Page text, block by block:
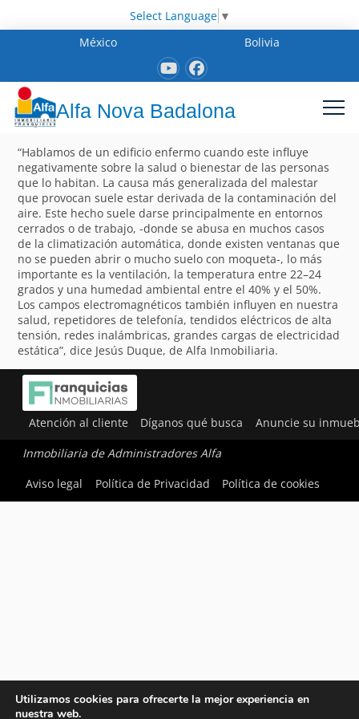
Select Language ▼
México
Bolivia
Alfa Nova Badalona
“Hablamos de un edificio enfermo cuando este influye
negativamente sobre la salud o bienestar de las personas
que lo habitan. La causa más generalizada del malestar
que provocan suele estar derivada de la contaminación del
aire. Este hecho suele darse principalmente en entornos
cerrados o de trabajo, -donde se abusa en muchos casos
de la climatización automática, donde existen ventanas que
no se pueden abrir o mucho suelo con moqueta-, lo más
importante es la ventilación, la temperatura entre 22–24
grados y una humedad ambiental entre el 40% y el 50%.
Los campos electromagnéticos también influyen en nuestra
salud, repetidores de telefonía, tendidos eléctricos de alta
tensión, redes inalámbricas, grandes cargas de electricidad
estática”, dice Jesús Duque, de Alfa Inmobiliaria.
Atención al cliente Díganos qué busca Anuncie su
Inmobiliaria de Administradores Alfa
Aviso legal
Política de Privacidad Política de cookies
Utilizamos cookies para ofrecerte la mejor experiencia en
nuestra web.